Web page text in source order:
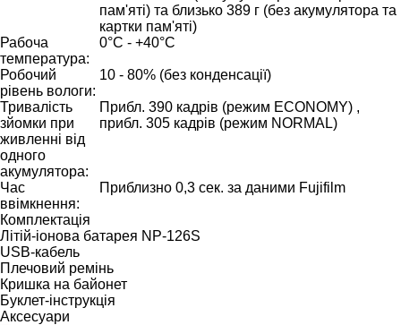
пам'яті) та близько 389 г (без акумулятора та
картки пам'яті)
Рабоча
температура:
0°C - +40°C
Робочий
рівень вологи:
10 - 80% (без конденсації)
Тривалість
зйомки при
живленні від
одного
акумулятора:
Прибл. 390 кадрів (режим ECONOMY) ,
прибл. 305 кадрів (режим NORMAL)
Час
ввімкнення:
Приблизно 0,3 сек. за даними Fujifilm
Комплектація
Літій-іонова батарея NP-126S
USB-кабель
Плечовий ремінь
Кришка на байонет
Буклет-інструкція
Аксесуари